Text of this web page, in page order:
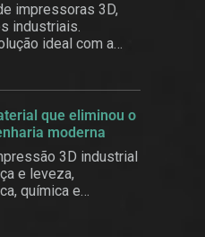
impressoras 3D,
industriais.
ideal com a
que eliminou o
moderna
3D industrial
e leveza,
química e